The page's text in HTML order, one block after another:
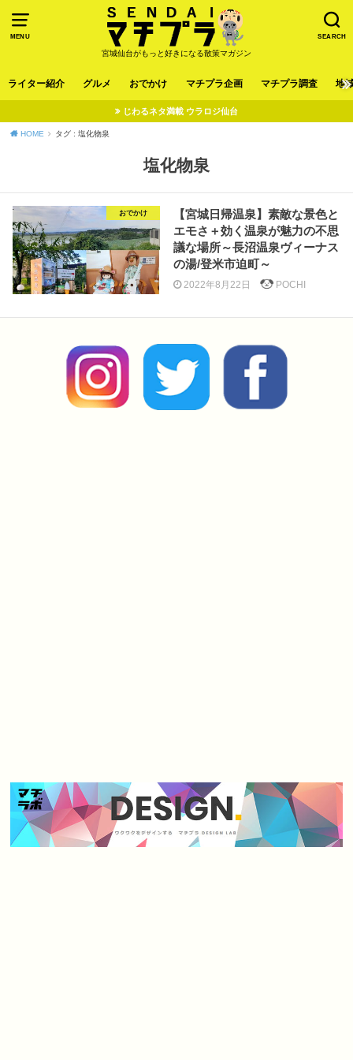
MENU SEARCH
宮城仙台がもっと好きになる散策マガジン
ライター紹介 グルメ おでかけ マチプラ企画 マチプラ調査 地
じわるネタ満載 ウラロジ仙台
HOME タグ : 塩化物泉
塩化物泉
おでかけ
【宮城日帰温泉】素敵な景色と
エモさ＋効く温泉が魅力の不思
議な場所～長沼温泉ヴィーナス
の湯/登米市迫町～
2022年8月22日 POCHI